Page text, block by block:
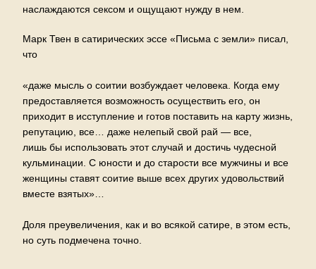
наслаждаются сексом и ощущают нужду в нем.
Марк Твен в сатирических эссе «Письма с земли» писал,
что
«даже мысль о соитии возбуждает человека. Когда ему
предоставляется возможность осуществить его, он
приходит в исступление и готов поставить на карту жизнь,
репутацию, все… даже нелепый свой рай — все,
лишь бы использовать этот случай и достичь чудесной
кульминации. С юности и до старости все мужчины и все
женщины ставят соитие выше всех других удовольствий
вместе взятых»…
Доля преувеличения, как и во всякой сатире, в этом есть,
но суть подмечена точно.